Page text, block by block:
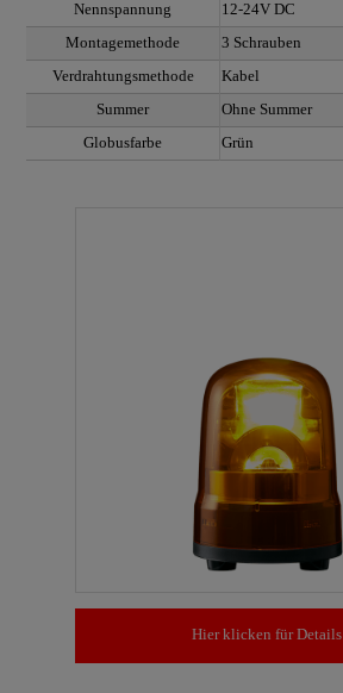
Nennspannung
12-24V DC
Montagemethode
3 Schrauben
Verdrahtungsmethode
Kabel
Summer
Ohne Summer
Globusfarbe
Grün
Hier klicken für Details